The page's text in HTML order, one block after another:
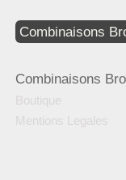
Combinaisons
Combinaisons
Boutique
Mentions Legales